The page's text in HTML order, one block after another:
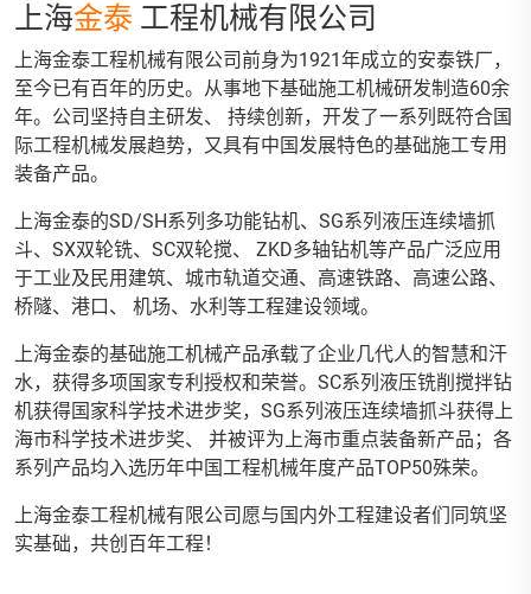
上海金泰 工程机械有限公司
上海金泰工程机械有限公司前身为1921年成立的安泰铁厂，
至今已有百年的历史。从事地下基础施工机械研发制造60余
年。公司坚持自主研发、 持续创新，开发了一系列既符合国
际工程机械发展趋势，又具有中国发展特色的基础施工专用
装备产品。
上海金泰的SD/SH系列多功能钻机、SG系列液压连续墙抓
斗、SX双轮铣、SC双轮搅、 ZKD多轴钻机等产品广泛应用
于工业及民用建筑、城市轨道交通、高速铁路、高速公路、
桥隧、港口、 机场、水利等工程建设领域。
上海金泰的基础施工机械产品承载了企业几代人的智慧和汗
水，获得多项国家专利授权和荣誉。SC系列液压铣削搅拌钻
机获得国家科学技术进步奖，SG系列液压连续墙抓斗获得上
海市科学技术进步奖、 并被评为上海市重点装备新产品；各
系列产品均入选历年中国工程机械年度产品TOP50殊荣。
上海金泰工程机械有限公司愿与国内外工程建设者们同筑坚
实基础，共创百年工程！